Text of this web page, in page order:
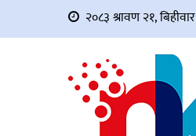
२०८३ श्रावण २१, बिहीवार